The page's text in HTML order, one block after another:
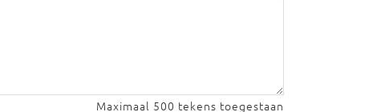
Maximaal 500 tekens toegestaan